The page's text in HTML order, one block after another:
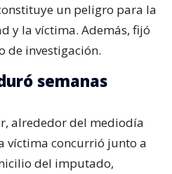
un peligro para la
y la víctima. Además, fijó
de investigación.
semanas
alrededor del mediodía
víctima concurrió junto a
del imputado,